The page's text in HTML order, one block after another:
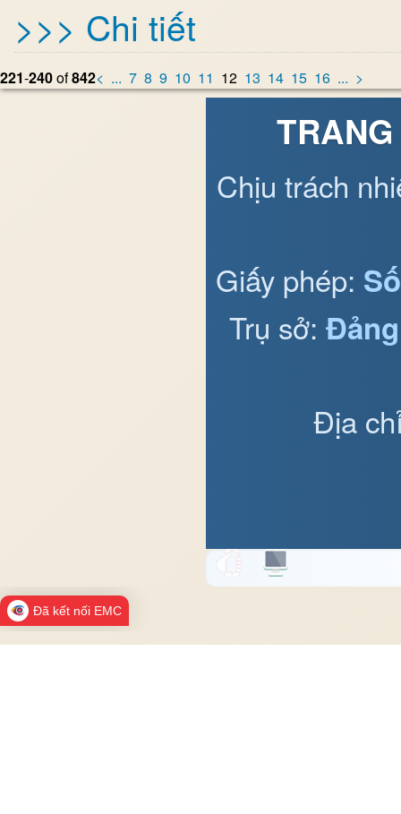
>>> Chi tiết
221-240of842< ... 7 8 9 10 11 12 13 14 15 16 ... >
Chịu trách
Giấy phép:
Trụ sở:
Địa
Đã kết nối EMC